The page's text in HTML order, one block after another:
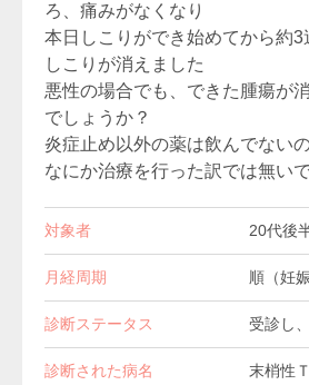
ろ、痛みがなくなり
本日しこりができ始めてから約
しこりが消えました
悪性の場合でも、できた腫瘍が
でしょうか？
炎症止め以外の薬は飲んでない
なにか治療を行った訳では無い
対象者 20代後
月経周期 順（妊
診断ステータス 受診し
診断された病名 末梢性